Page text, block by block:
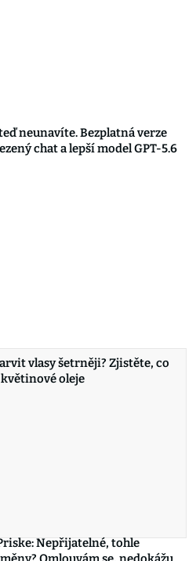
neunavíte. Bezplatná verze
chat a lepší model GPT-5.6
vlasy šetrněji? Zjistěte, co
oleje
Nepřijatelné, tohle